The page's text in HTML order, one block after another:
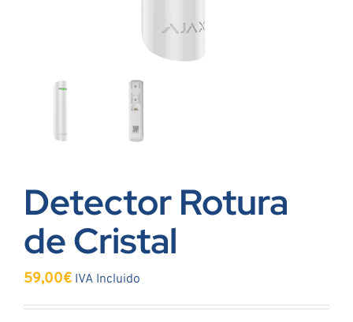
Detector Rotura
de Cristal
59,00€ IVA Incluido